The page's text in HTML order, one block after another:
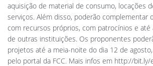
aquisição de material de consumo, locações
serviços. Além disso, poderão complementar
com recursos próprios, com patrocínios e até
de outras instituições. Os proponentes
projetos até a meia-noite do dia 12 de
pelo portal da FCC. Mais infos em http://